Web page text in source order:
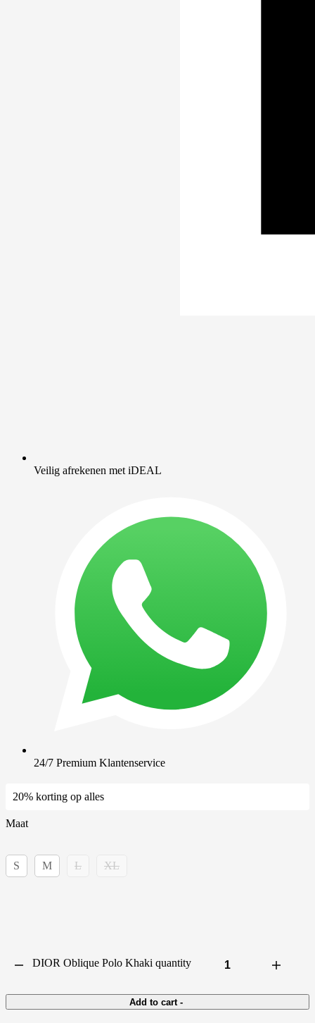
Veilig afrekenen met iDEAL
24/7 Premium Klantenservice
20% korting op alles
Maat
S M L XL
DIOR Oblique Polo Khaki quantity
Add to cart -